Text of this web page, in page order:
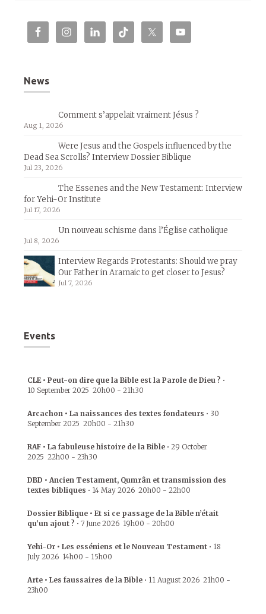
News
Comment s’appelait vraiment Jésus ?
Aug 1, 2026
Were Jesus and the Gospels influenced by the
Dead Sea Scrolls? Interview Dossier Biblique
Jul 23, 2026
The Essenes and the New Testament: Interview
for Yehi-Or Institute
Jul 17, 2026
Un nouveau schisme dans l’Église catholique
Jul 8, 2026
Interview Regards Protestants: Should we pray
Our Father in Aramaic to get closer to Jesus?
Jul 7, 2026
Events
CLE • Peut-on dire que la Bible est la Parole de Dieu ? •
10 September 2025 20h00 - 21h30
Arcachon • La naissances des textes fondateurs • 30
September 2025 20h00 - 21h30
RAF • La fabuleuse histoire de la Bible • 29 October
2025 22h00 - 23h30
DBD • Ancien Testament, Qumrân et transmission des
textes bibliques • 14 May 2026 20h00 - 22h00
Dossier Biblique • Et si ce passage de la Bible n’était
qu’un ajout ? • 7 June 2026 19h00 - 20h00
Yehi-Or • Les esséniens et le Nouveau Testament • 18
July 2026 14h00 - 15h00
Arte • Les faussaires de la Bible • 11 August 2026 21h00 -
23h00